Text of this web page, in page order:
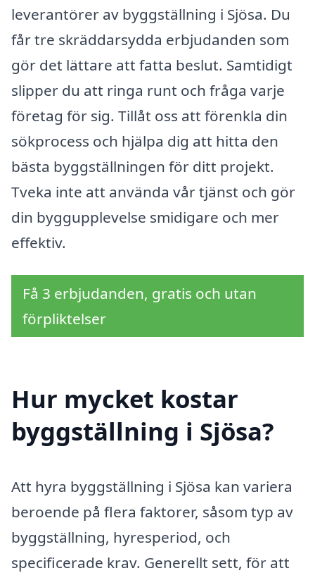
leverantörer av byggställning i Sjösa. Du
får tre skräddarsydda erbjudanden som
gör det lättare att fatta beslut. Samtidigt
slipper du att ringa runt och fråga varje
företag för sig. Tillåt oss att förenkla din
sökprocess och hjälpa dig att hitta den
bästa byggställningen för ditt projekt.
Tveka inte att använda vår tjänst och gör
din byggupplevelse smidigare och mer
effektiv.
Få 3 erbjudanden, gratis och utan
förpliktelser
Hur mycket kostar
byggställning i Sjösa?
Att hyra byggställning i Sjösa kan variera
beroende på flera faktorer, såsom typ av
byggställning, hyresperiod, och
specificerade krav. Generellt sett, för att